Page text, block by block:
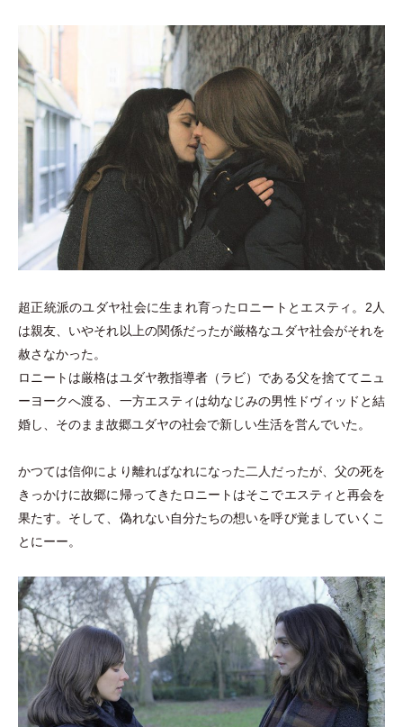
超正統派のユダヤ社会に生まれ育ったロニートとエスティ。2人
は親友、いやそれ以上の関係だったが厳格なユダヤ社会がそれを
赦さなかった。
ロニートは厳格はユダヤ教指導者 （ラビ） である父を捨ててニュ
ーヨークへ渡る、一方エスティは幼なじみの男性ドヴィッドと結
婚し、そのまま故郷ユダヤの社会で新しい生活を営んでいた。
かつては信仰により離ればなれになった二人だったが、父の死を
きっかけに故郷に帰ってきたロニートはそこでエスティと再会を
果たす。そして、偽れない自分たちの想いを呼び覚ましていくこ
とにーー。